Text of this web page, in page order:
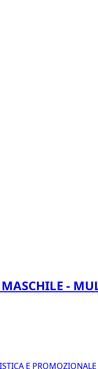
-
E PROMOZIONALE